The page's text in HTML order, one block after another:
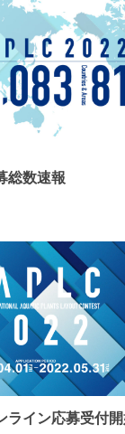
総数速報
ライン応募受付